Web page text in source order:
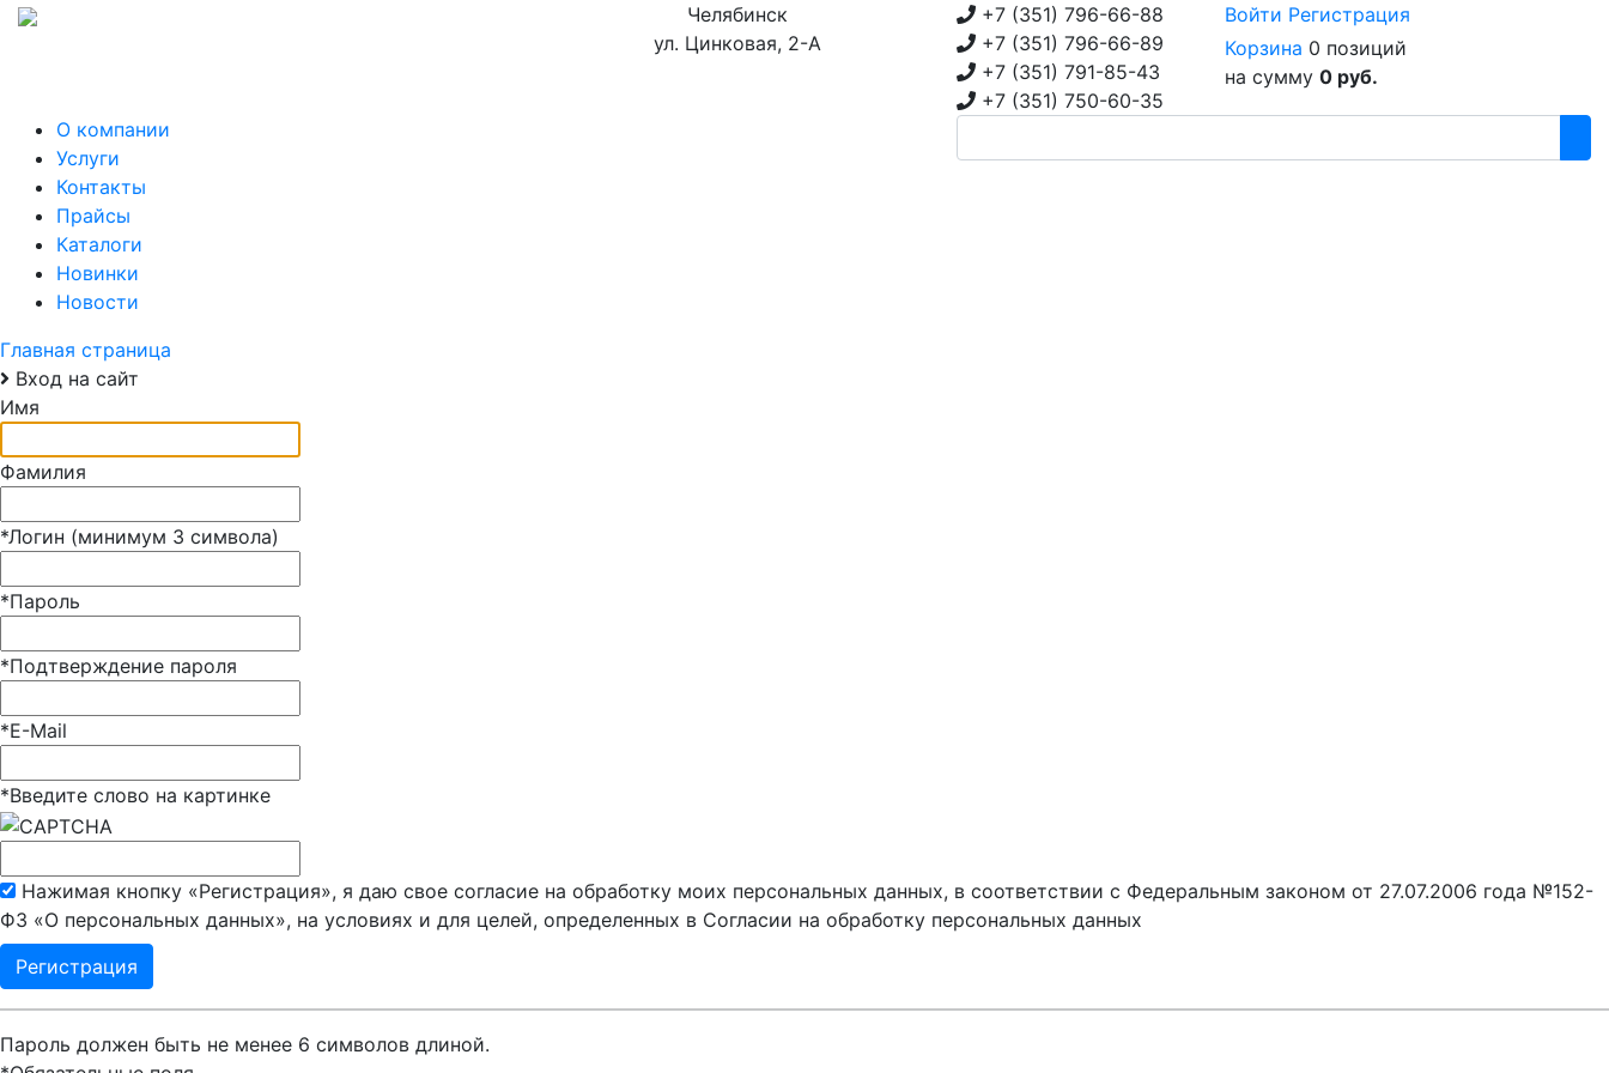
Челябинск
ул. Цинковая, 2-А
+7 (351) 796-66-88
+7 (351) 796-66-89
+7 (351) 791-85-43
+7 (351) 750-60-35
Войти Регистрация
Корзина 0 позиций
на сумму 0 руб.
О компании
Услуги
Контакты
Прайсы
Каталоги
Новинки
Новости
Главная страница
Вход на сайт
Имя
Фамилия
*Логин (минимум 3 символа)
*Пароль
*Подтверждение пароля
*E-Mail
*Введите слово на картинке
Нажимая кнопку «Регистрация», я даю свое согласие на обработку моих персональных данных, в соответствии с Федеральным законом от 27.07.2006 года №152-
ФЗ «О персональных данных», на условиях и для целей, определенных в Согласии на обработку персональных данных
Пароль должен быть не менее 6 символов длиной.